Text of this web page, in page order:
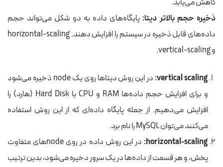
کاهش می‌یابد.
ذخیرهحجم بالاتر دیتا: پایگاه‌های داده به دو شکل می‌تواند حجم
داده‌های قابل ذخیره در سیستم را افزایش دهند. horizontal-scaling
و vertical-scaling.
vertical scaling:
در این روش دیتاها روی یک node ذخیره می‌شود
و برای افزایش حجم داده‌ها RAM و CPU یا Hard Disk (هارد) را
افزایش می‌دهیم. از جمله پایگاه‌ داده‌ای که از این روش استفاده
می‌کنند می‌توان MySQL را نام برد.
horizontal-scaling:
در این روش داده در روی nodeهای متفاوت
پخش، و هر قسمت از داده‌ها در یک سرور دخیره می‌شود، بدین ترتیب